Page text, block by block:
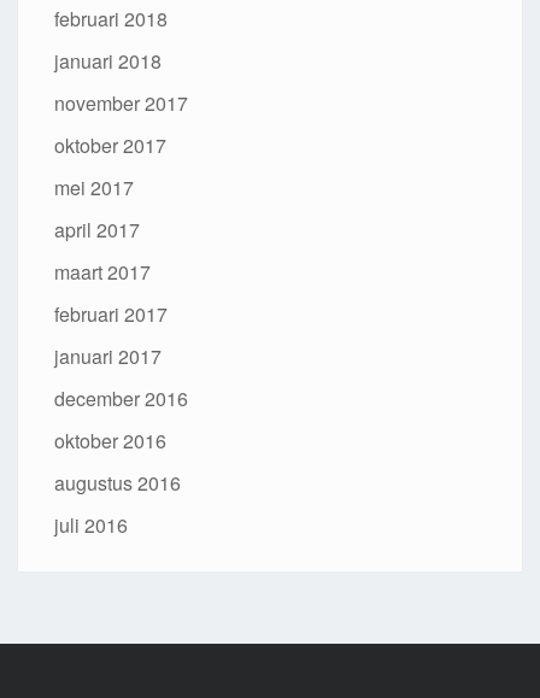
februari 2018
januari 2018
november 2017
oktober 2017
mei 2017
april 2017
maart 2017
februari 2017
januari 2017
december 2016
oktober 2016
augustus 2016
juli 2016